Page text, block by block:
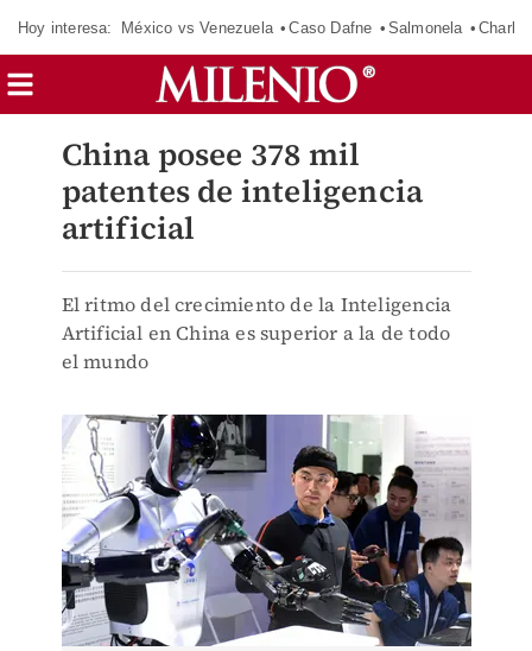
Hoy interesa: México vs Venezuela Caso Dafne Salmonela
China posee 378 mil
patentes de inteligencia
artificial
El ritmo del crecimiento de la Inteligencia
Artificial en China es superior a la de todo
el mundo